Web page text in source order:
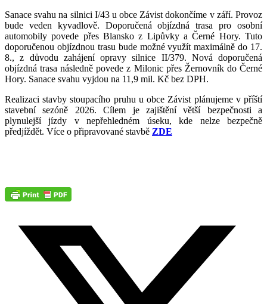
Sanace svahu na silnici I/43 u obce Závist dokončíme v září. Provoz
bude veden kyvadlově. Doporučená objízdná trasa pro osobní
automobily povede přes Blansko z Lipůvky a Černé Hory. Tuto
doporučenou objízdnou trasu bude možné využít maximálně do 17.
8., z důvodu zahájení opravy silnice II/379. Nová doporučená
objízdná trasa následně povede z Milonic přes Žernovník do Černé
Hory. Sanace svahu vyjdou na 11,9 mil. Kč bez DPH.
Realizaci stavby stoupacího pruhu u obce Závist plánujeme v příští
stavební sezóně 2026. Cílem je zajištění větší bezpečnosti a
plynulejší jízdy v nepřehledném úseku, kde nelze bezpečně
předjíždět. Více o připravované stavbě ZDE